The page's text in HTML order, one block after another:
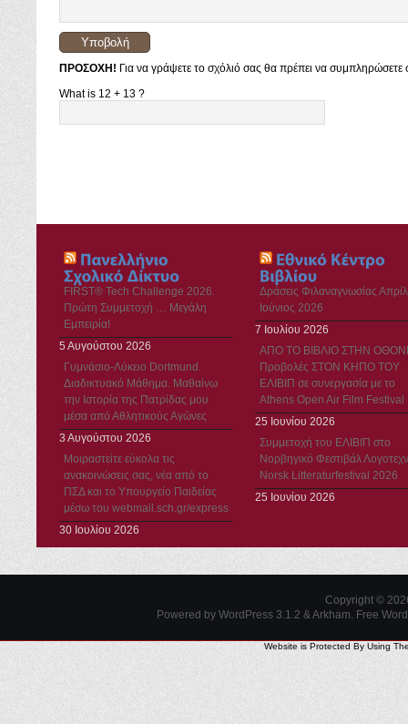
ΠΡΟΣΟΧΗ! Για να γράψετε το σχόλιό σας θα πρέπει να
What is 12 + 13 ?
FIRST® Tech Challenge 2026.
Πρώτη Συμμετοχή … Μεγάλη
Εμπειρία!
5 Αυγούστου 2026
Γυμνάσιο-Λύκειο Dortmund.
Διαδικτυακό Μάθημα. Μαθαίνω
την Ιστορία της Πατρίδας μου
μέσα από Αθλητικούς Αγώνες
3 Αυγούστου 2026
Μοιραστείτε εύκολα τις
ανακοινώσεις σας, νέα από το
ΠΣΔ και το Υπουργείο Παιδείας
μέσω του webmail.sch.gr/express
30 Ιουλίου 2026
Δράσεις Φιλαναγνωσίας
Ιούνιος 2026
7 Ιουλίου 2026
ΑΠΟ ΤΟ ΒΙΒΛΙΟ ΣΤΗΝ
Προβολές ΣΤΟΝ ΚΗΠΟ ΤΟΥ
ΕΛΙΒΙΠ σε συνεργασία με το
Athens Open Air Film Festival
25 Ιουνίου 2026
Συμμετοχή του ΕΛΙΒΙΠ στο
Νορβηγικό Φεστιβάλ
Norsk Litteraturfestival 2026
25 Ιουνίου 2026
Copyright ©
Powered by WordPress 3.1.2 & Arkham. Free
Website is Protected By Using